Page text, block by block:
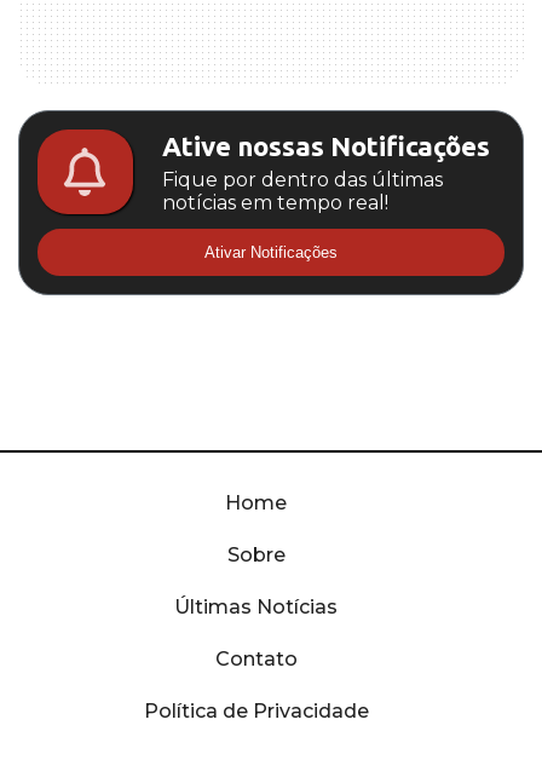
Ative nossas Notificações
Fique por dentro das últimas
notícias em tempo real!
Ativar Notificações
Home
Sobre
Últimas Notícias
Contato
Política de Privacidade